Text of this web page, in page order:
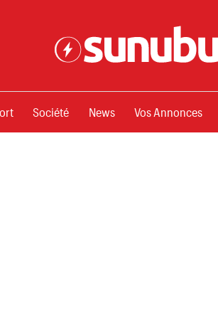
Société News Vos Annonces